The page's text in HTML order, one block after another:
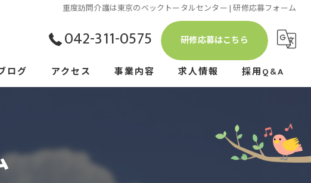
重度訪問介護は東京のベックトータルセンター | 研修応募フォーム
042-311-0575 研修応募はこちら
ログ アクセス 事業内容 求人情報 採用Q&A